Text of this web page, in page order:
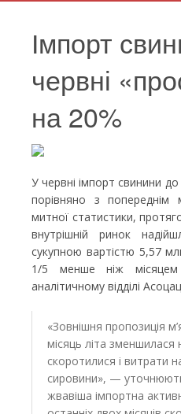
​Імпорт
червні
на 20%
У червні імпорт свинини
порівняно з
митної статистики,
внутрішній ринок
сукупною вартістю 5,57
1/5 менше ніж
аналітичному відділі
«Зовнішня пропозиція
місяць літа зменшилася
скоротилися і витрати
сировини», —
жвавіша імпортна